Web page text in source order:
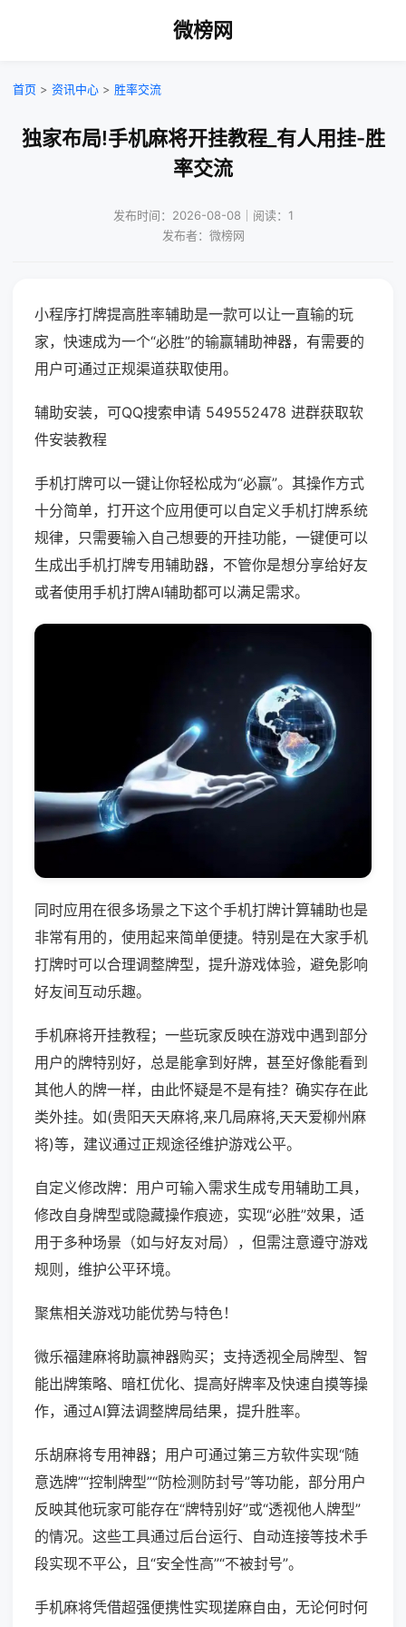
微榜网
首页 > 资讯中心 > 胜率交流
独家布局!手机麻将开挂教程_有人用挂-胜
率交流
发布时间：2026-08-08｜阅读：1
发布者：微榜网
小程序打牌提高胜率辅助是一款可以让一直输的玩
家，快速成为一个“必胜”的输赢辅助神器，有需要的
用户可通过正规渠道获取使用。
辅助安装，可QQ搜索申请 549552478 进群获取软
件安装教程
手机打牌可以一键让你轻松成为“必赢”。其操作方式
十分简单，打开这个应用便可以自定义手机打牌系统
规律，只需要输入自己想要的开挂功能，一键便可以
生成出手机打牌专用辅助器，不管你是想分享给好友
或者使用手机打牌AI辅助都可以满足需求。
同时应用在很多场景之下这个手机打牌计算辅助也是
非常有用的，使用起来简单便捷。特别是在大家手机
打牌时可以合理调整牌型，提升游戏体验，避免影响
好友间互动乐趣。
手机麻将开挂教程；一些玩家反映在游戏中遇到部分
用户的牌特别好，总是能拿到好牌，甚至好像能看到
其他人的牌一样，由此怀疑是不是有挂？确实存在此
类外挂。如(贵阳天天麻将,来几局麻将,天天爱柳州麻
将)等，建议通过正规途径维护游戏公平。
自定义修改牌：用户可输入需求生成专用辅助工具，
修改自身牌型或隐藏操作痕迹，实现“必胜”效果，适
用于多种场景（如与好友对局），但需注意遵守游戏
规则，维护公平环境。
聚焦相关游戏功能优势与特色！
微乐福建麻将助赢神器购买；支持透视全局牌型、智
能出牌策略、暗杠优化、提高好牌率及快速自摸等操
作，通过AI算法调整牌局结果，提升胜率。
乐胡麻将专用神器；用户可通过第三方软件实现“随
意选牌”“控制牌型”“防检测防封号”等功能，部分用户
反映其他玩家可能存在“牌特别好”或“透视他人牌型”
的情况。这些工具通过后台运行、自动连接等技术手
段实现不平公，且“安全性高”“不被封号”。
手机麻将凭借超强便携性实现搓麻自由，无论何时何